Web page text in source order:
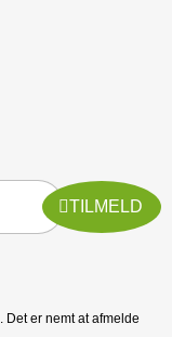
TILMELD
. Det er nemt at afmelde